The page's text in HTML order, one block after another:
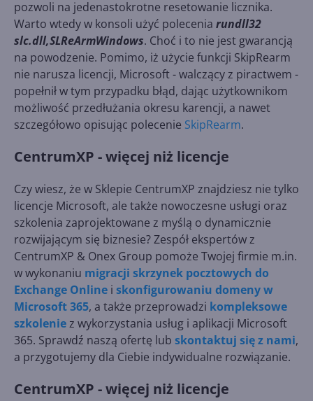
pozwoli na jedenastokrotne resetowanie licznika.
Warto wtedy w konsoli użyć polecenia rundll32
slc.dll,SLReArmWindows. Choć i to nie jest gwarancją
na powodzenie. Pomimo, iż użycie funkcji SkipRearm
nie narusza licencji, Microsoft - walczący z piractwem -
popełnił w tym przypadku błąd, dając użytkownikom
możliwość przedłużania okresu karencji, a nawet
szczegółowo opisując polecenie SkipRearm.
CentrumXP - więcej niż licencje
Czy wiesz, że w Sklepie CentrumXP znajdziesz nie tylko
licencje Microsoft, ale także nowoczesne usługi oraz
szkolenia zaprojektowane z myślą o dynamicznie
rozwijającym się biznesie? Zespół ekspertów z
CentrumXP & Onex Group pomoże Twojej firmie m.in.
w wykonaniu migracji skrzynek pocztowych do
Exchange Online i skonfigurowaniu domeny w
Microsoft 365, a także przeprowadzi kompleksowe
szkoleniez wykorzystania usług i aplikacji Microsoft
365. Sprawdź naszą ofertę lub skontaktuj się z nami,
a przygotujemy dla Ciebie indywidualne rozwiązanie.
CentrumXP - więcej niż licencje